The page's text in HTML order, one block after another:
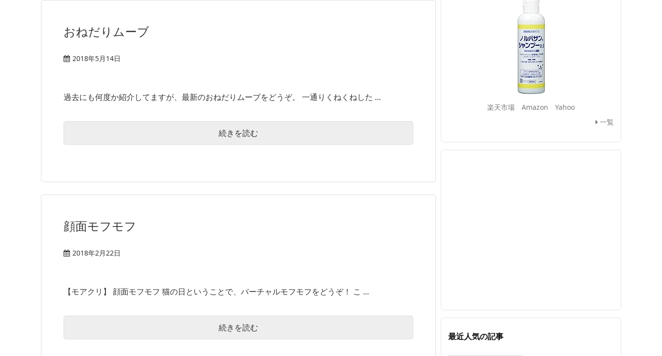
おねだりムーブ
2018年5月14日
過去にも何度か紹介してますが、最新のおねだりムーブをどうぞ。 一通りくねくねした ...
続きを読む
顔面モフモフ
2018年2月22日
【モアクリ】 顔面モフモフ 猫の日ということで、バーチャルモフモフをどうぞ！ こ ...
続きを読む
楽天市場 Amazon
Yahoo
一覧
最近人気の記事